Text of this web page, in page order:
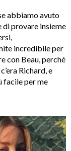
abbiamo avuto
di provare insieme
incredibile per
con Beau, perché
c’era Richard, e
facile per me